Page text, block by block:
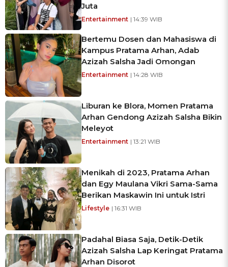
Juta
Entertainment | 14:39 WIB
Bertemu Dosen dan Mahasiswa di
Kampus Pratama Arhan, Adab
Azizah Salsha Jadi Omongan
Entertainment | 14:28 WIB
Liburan ke Blora, Momen Pratama
Arhan Gendong Azizah Salsha Bikin
Meleyot
Entertainment | 13:21 WIB
Menikah di 2023, Pratama Arhan
dan Egy Maulana Vikri Sama-Sama
Berikan Maskawin Ini untuk Istri
Lifestyle | 16:31 WIB
Padahal Biasa Saja, Detik-Detik
Azizah Salsha Lap Keringat Pratama
Arhan Disorot